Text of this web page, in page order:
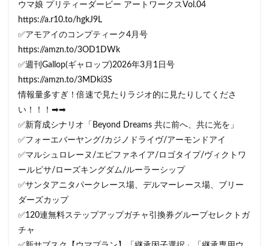
ウマ娘 プリティーダービー アートワークスVol.04
https://a.r10.to/hgkJ9L
✅アモアイのコンプティーク4月号
https://amzn.to/3OD1DWk
✅週刊Gallop(ギャロップ)2026年3月1日号
https://amzn.to/3MDki3S
情報量多すぎ！倍速で見たりラジオ的に見たりしてくださ
い！！！➡➡
✅新育成シナリオ「Beyond Dreams 共に前へ、共に光を」
✅フォーエバーヤング/カジノドライヴ/アーモンドアイ
✅マルシュロレーヌ/エピファネイア/ロゴタイプ/ヴィクトワ
ールピサ/ローズキングダム/ルーラーシップ
✅サンタアニタパークレース場、デルマーレース場、ブリー
ダーズカップ
✅120連無料ステップアップガチャ引換券グループセレクトガ
チャ